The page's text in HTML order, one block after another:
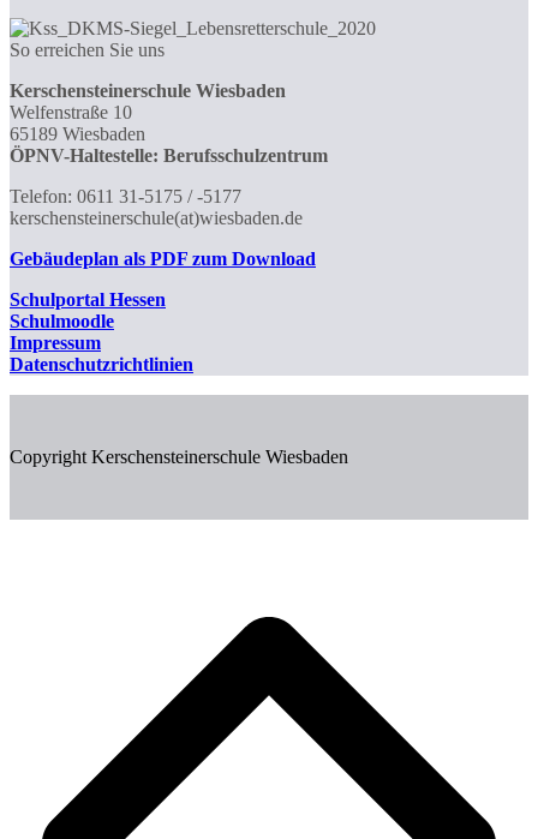
So erreichen Sie uns
Kerschensteinerschule Wiesbaden
Welfenstraße 10
65189 Wiesbaden
ÖPNV-Haltestelle: Berufsschulzentrum
Telefon: 0611 31-5175 / -5177
kerschensteinerschule(at)wiesbaden.de
Gebäudeplan als PDF zum Download
Schulportal Hessen
Schulmoodle
Impressum
Datenschutzrichtlinien
Copyright Kerschensteinerschule Wiesbaden